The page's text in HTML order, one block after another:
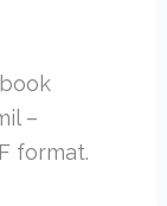
–
format.